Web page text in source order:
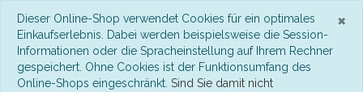
×
Dieser Online-Shop verwendet Cookies für ein optimales
Einkaufserlebnis. Dabei werden beispielsweise die Session-
Informationen oder die Spracheinstellung auf Ihrem Rechner
gespeichert. Ohne Cookies ist der Funktionsumfang des
Online-Shops eingeschränkt. Sind Sie damit nicht